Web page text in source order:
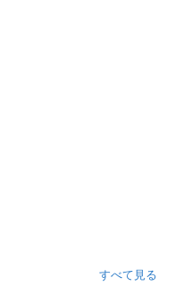
すべて見る